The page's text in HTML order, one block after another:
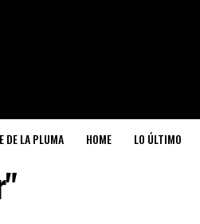
DE LA PLUMA HOME LO ÚLTIMO